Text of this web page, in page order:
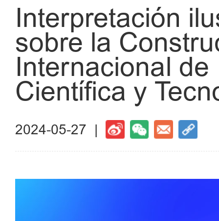
Interpretación
sobre la
Internacional
Científica y
2024-05-27 |